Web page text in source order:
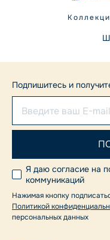
Подпишитесь и
Я даю согласие на
коммуникаций
Нажимая кнопку
Политикой
персональных данных